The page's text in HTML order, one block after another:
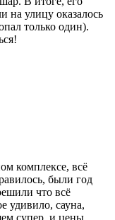
улицу оказалось
только один).
комплексе, всё
были год
что всё
удивило, сауна,
супер, и цены